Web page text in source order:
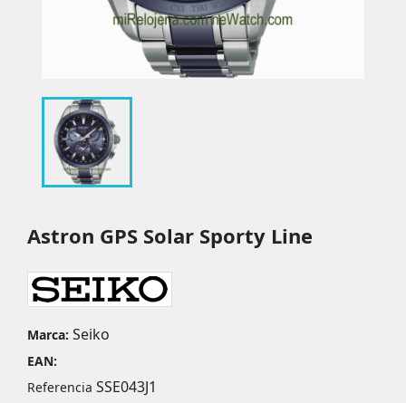
Astron GPS Solar Sporty Line
Marca: Seiko
EAN:
Referencia SSE043J1